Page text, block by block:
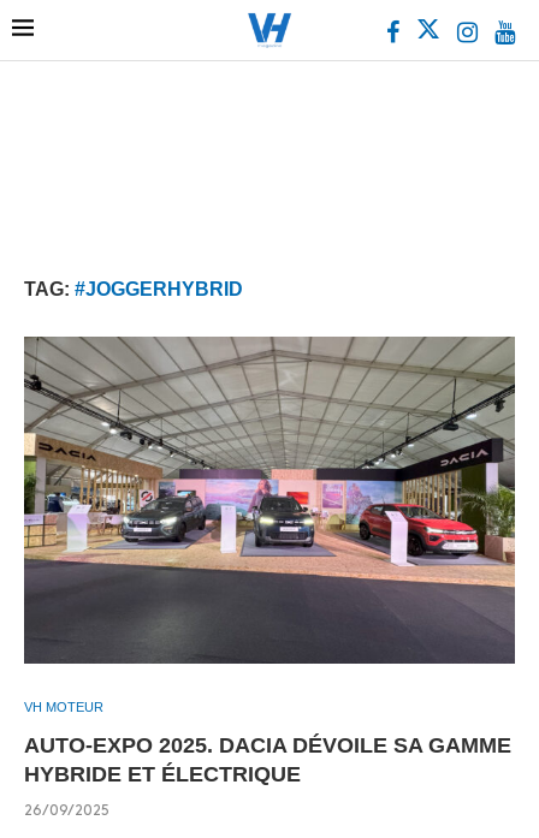
TAG: #JOGGERHYBRID
VH MOTEUR
AUTO-EXPO 2025. DACIA DÉVOILE SA GAMME
HYBRIDE ET ÉLECTRIQUE
26/09/2025